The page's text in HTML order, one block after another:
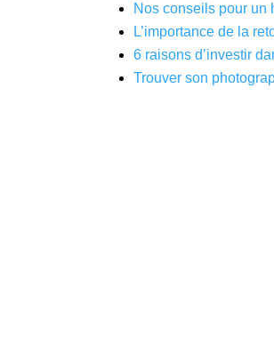
Nos conseils pour un
L’importance de la
6 raisons d’investir
Trouver son